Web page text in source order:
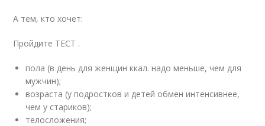
А тем, кто хочет:
Пройдите ТЕСТ .
пола (в день для женщин ккал. надо меньше, чем для
мужчин);
возраста (у подростков и детей обмен интенсивнее,
чем у стариков);
телосложения;